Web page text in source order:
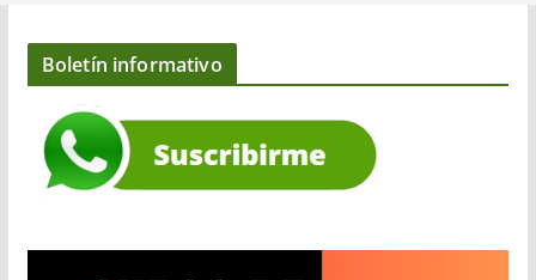
Boletín informativo